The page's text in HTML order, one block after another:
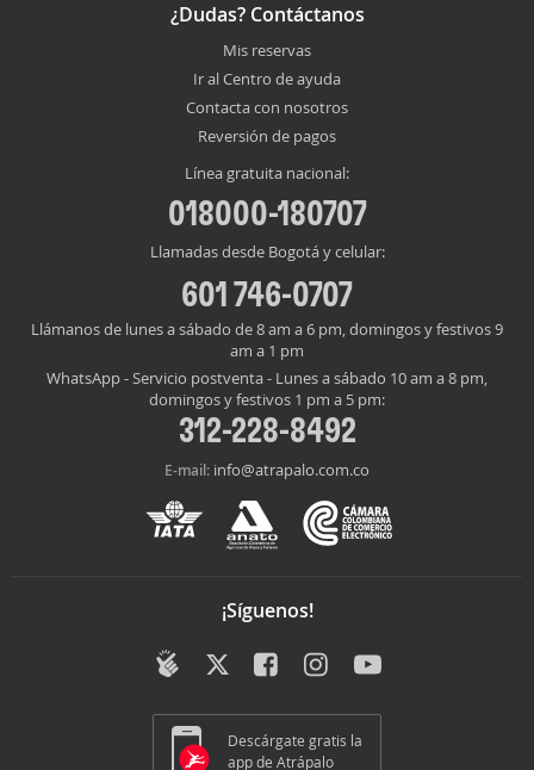
¿Dudas? Contáctanos
Mis reservas
Ir al Centro de ayuda
Contacta con nosotros
Reversión de pagos
Línea gratuita nacional:
018000-180707
Llamadas desde Bogotá y celular:
601 746-0707
Llámanos de lunes a sábado de 8 am a 6 pm, domingos y festivos 9
am a 1 pm
WhatsApp - Servicio postventa - Lunes a sábado 10 am a 8 pm,
domingos y festivos 1 pm a 5 pm:
312-228-8492
E-mail: info@atrapalo.com.co
¡Síguenos!
Descárgate gratis la
app de Atrápalo